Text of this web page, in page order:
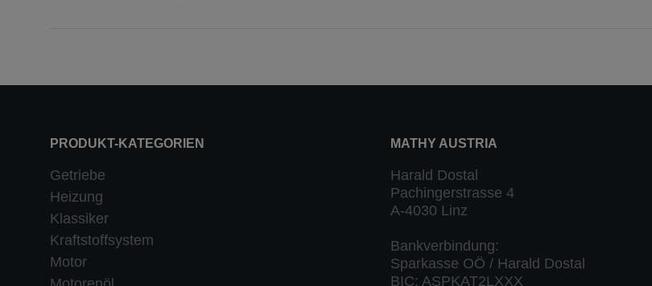
PRODUKT-KATEGORIEN
Getriebe
Heizung
Klassiker
Kraftstoffsystem
Motor
MATHY AUSTRIA
Harald Dostal
Pachingerstrasse 4
A-4030 Linz
Bankverbindung:
Sparkasse OÖ / Harald Dostal
BIC: ASPKAT2LXXX